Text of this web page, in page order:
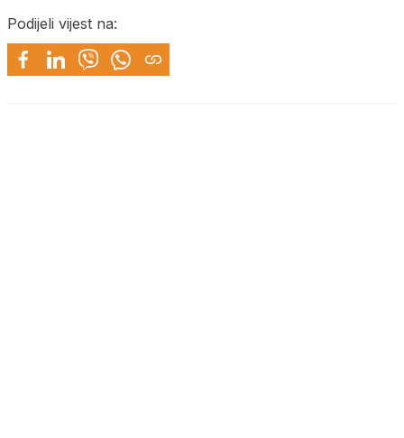
Podijeli vijest na: